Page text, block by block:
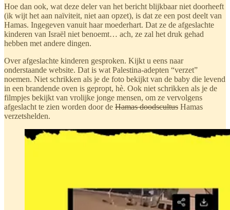
Hoe dan ook, wat deze deler van het bericht blijkbaar niet doorheeft
(ik wijt het aan naïviteit, niet aan opzet), is dat ze een post deelt van
Hamas. Ingegeven vanuit haar moederhart. Dat ze de afgeslachte
kinderen van Israël niet benoemt… ach, ze zal het druk gehad
hebben met andere dingen.
Over afgeslachte kinderen gesproken. Kijkt u eens naar
onderstaande website. Dat is wat Palestina-adepten “verzet”
noemen. Niet schrikken als je de foto bekijkt van de baby die levend
in een brandende oven is gepropt, hè. Ook niet schrikken als je de
filmpjes bekijkt van vrolijke jonge mensen, om ze vervolgens
afgeslacht te zien worden door de Hamas doodscultus Hamas
verzetshelden.